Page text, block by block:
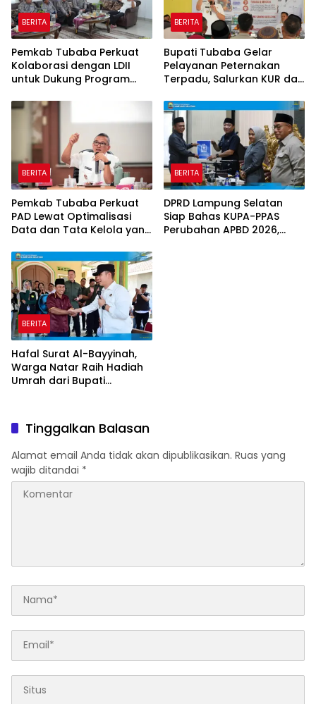
BERITA
Pemkab Tubaba Perkuat
Kolaborasi dengan LDII
untuk Dukung Program
BERITA
Bupati Tubaba Gelar
Pelayanan Peternakan
Terpadu, Salurkan KUR dan
Ketenagakerjaan
BERITA
Pemkab Tubaba Perkuat
PAD Lewat Optimalisasi
Data dan Tata Kelola yang
BERITA
DPRD Lampung Selatan
Siap Bahas KUPA-PPAS
Perubahan APBD 2026,
BERITA
Hafal Surat Al-Bayyinah,
Warga Natar Raih Hadiah
Umrah dari Bupati
Tinggalkan Balasan
Alamat email Anda tidak akan dipublikasikan. Ruas yang
wajib ditandai *